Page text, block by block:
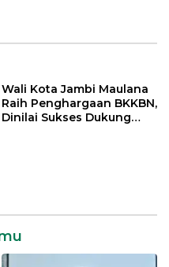
Wali Kota Jambi Maulana
Raih Penghargaan BKKBN,
Dinilai Sukses Dukung